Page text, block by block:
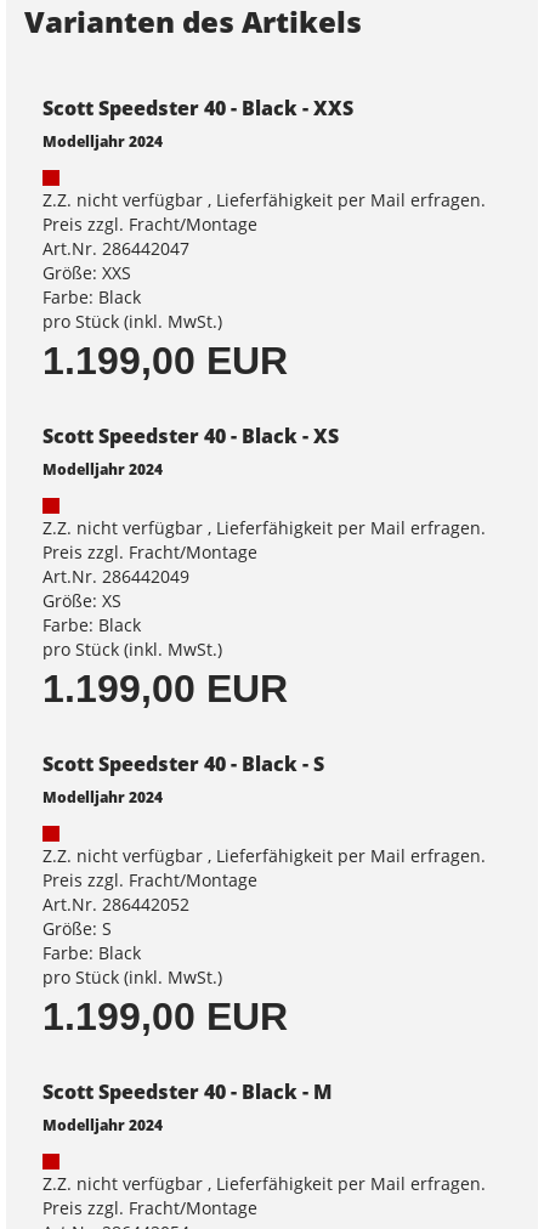
Varianten des Artikels
Scott Speedster 40 - Black - XXS
Modelljahr 2024
Z.Z. nicht verfügbar , Lieferfähigkeit per Mail erfragen.
Preis zzgl. Fracht/Montage
Art.Nr. 286442047
Größe: XXS
Farbe: Black
pro Stück (inkl. MwSt.)
1.199,00 EUR
Scott Speedster 40 - Black - XS
Modelljahr 2024
Z.Z. nicht verfügbar , Lieferfähigkeit per Mail erfragen.
Preis zzgl. Fracht/Montage
Art.Nr. 286442049
Größe: XS
Farbe: Black
pro Stück (inkl. MwSt.)
1.199,00 EUR
Scott Speedster 40 - Black - S
Modelljahr 2024
Z.Z. nicht verfügbar , Lieferfähigkeit per Mail erfragen.
Preis zzgl. Fracht/Montage
Art.Nr. 286442052
Größe: S
Farbe: Black
pro Stück (inkl. MwSt.)
1.199,00 EUR
Scott Speedster 40 - Black - M
Modelljahr 2024
Z.Z. nicht verfügbar , Lieferfähigkeit per Mail erfragen.
Preis zzgl. Fracht/Montage